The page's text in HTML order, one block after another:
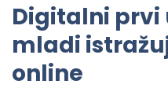
Digitalni prvi
mladi
online